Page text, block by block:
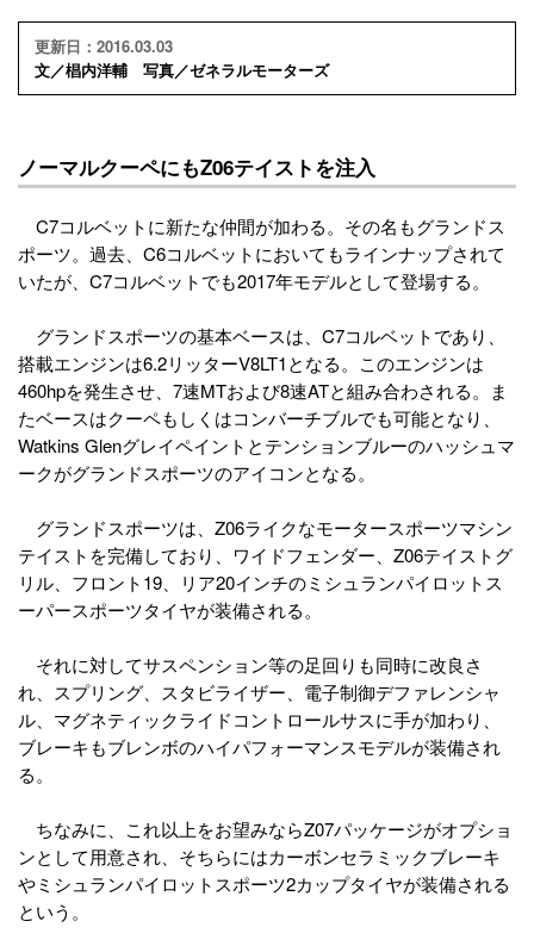
更新日：2016.03.03
文／椙内洋輔 写真／ゼネラルモーターズ
ノーマルクーペにもZ06テイストを注入
C7コルベットに新たな仲間が加わる。その名もグランドス
ポーツ。過去、C6コルベットにおいてもラインナップされて
いたが、C7コルベットでも2017年モデルとして登場する。
グランドスポーツの基本ベースは、C7コルベットであり、
搭載エンジンは6.2リッターV8LT1となる。このエンジンは
460hpを発生させ、7速MTおよび8速ATと組み合わされる。ま
たベースはクーペもしくはコンバーチブルでも可能となり、
Watkins Glenグレイペイントとテンションブルーのハッシュマ
ークがグランドスポーツのアイコンとなる。
グランドスポーツは、Z06ライクなモータースポーツマシン
テイストを完備しており、ワイドフェンダー、Z06テイストグ
リル、フロント19、リア20インチのミシュランパイロットス
ーパースポーツタイヤが装備される。
それに対してサスペンション等の足回りも同時に改良さ
れ、スプリング、スタビライザー、電子制御デファレンシャ
ル、マグネティックライドコントロールサスに手が加わり、
ブレーキもブレンボのハイパフォーマンスモデルが装備され
る。
ちなみに、これ以上をお望みならZ07パッケージがオプショ
ンとして用意され、そちらにはカーボンセラミックブレーキ
やミシュランパイロットスポーツ2カップタイヤが装備される
という。